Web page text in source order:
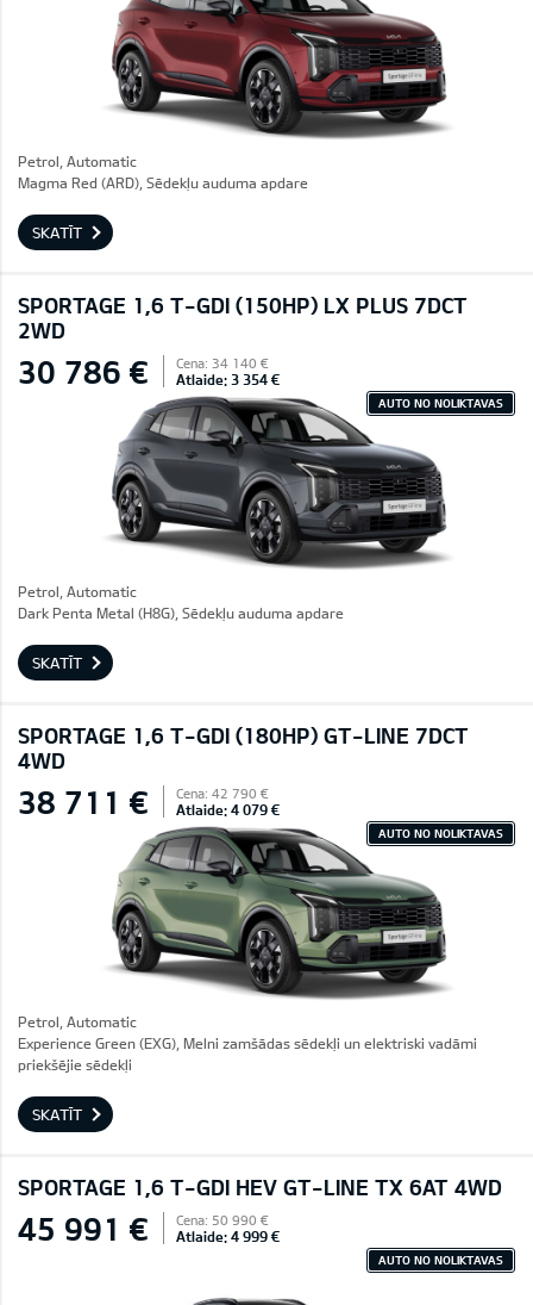
Petrol, Automatic
Magma Red (ARD), Sēdekļu auduma apdare
SKATĪT
SPORTAGE 1,6 T-GDI (150HP) LX PLUS 7DCT
2WD
30 786 € Cena: 34 140 €
Atlaide: 3 354 €
AUTO NO NOLIKTAVAS
Petrol, Automatic
Dark Penta Metal (H8G), Sēdekļu auduma apdare
SKATĪT
SPORTAGE 1,6 T-GDI (180HP) GT-LINE 7DCT
4WD
38 711 € Cena: 42 790 €
Atlaide: 4 079 €
AUTO NO NOLIKTAVAS
Petrol, Automatic
Experience Green (EXG), Melni zamšādas sēdekļi un elektriski vadāmi
priekšējie sēdekļi
SKATĪT
SPORTAGE 1,6 T-GDI HEV GT-LINE TX 6AT 4WD
45 991 € Cena: 50 990 €
Atlaide: 4 999 €
AUTO NO NOLIKTAVAS